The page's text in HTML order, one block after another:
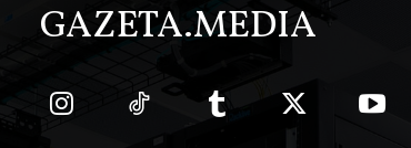
GAZETA.MEDIA